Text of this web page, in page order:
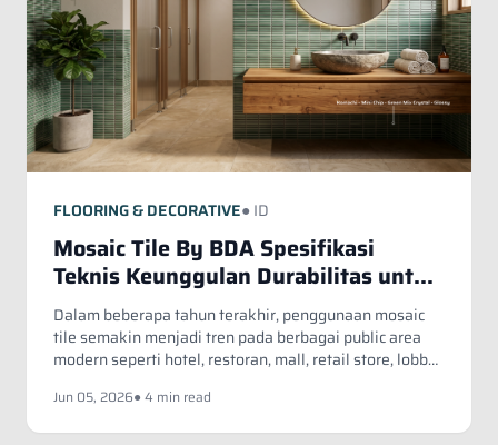
FLOORING & DECORATIVE● ID
Mosaic Tile By BDA Spesifikasi
Teknis Keunggulan Durabilitas untuk
Proyek Komersial
Dalam beberapa tahun terakhir, penggunaan mosaic
tile semakin menjadi tren pada berbagai public area
modern seperti hotel, restoran, mall, retail store, lobby
premium.
Jun 05, 2026● 4 min read